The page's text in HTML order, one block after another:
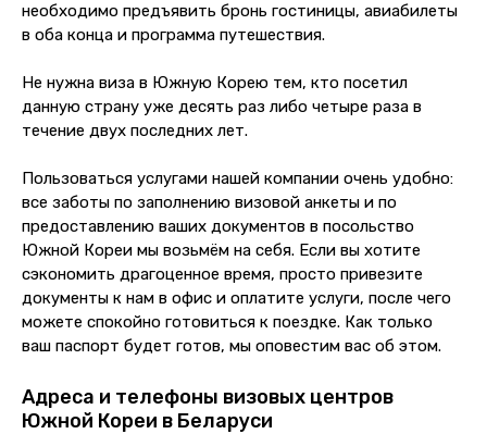
необходимо предъявить бронь гостиницы, авиабилеты
в оба конца и программа путешествия.
Не нужна виза в Южную Корею тем, кто посетил
данную страну уже десять раз либо четыре раза в
течение двух последних лет.
Пользоваться услугами нашей компании очень удобно:
все заботы по заполнению визовой анкеты и по
предоставлению ваших документов в посольство
Южной Кореи мы возьмём на себя. Если вы хотите
сэкономить драгоценное время, просто привезите
документы к нам в офис и оплатите услуги, после чего
можете спокойно готовиться к поездке. Как только
ваш паспорт будет готов, мы оповестим вас об этом.
Адреса и телефоны визовых центров
Южной Кореи в Беларуси